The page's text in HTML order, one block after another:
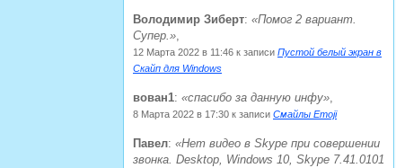
Володимир Зиберт:
Помог 2 вариант.
Супер.
,
12 Марта 2022 в 11:46 к записи Пустой белый экран в
Скайп для Windows
вован1: спасибо за данную инфу ,
8 Марта 2022 в 17:30 к записи Смайлы Emoji
Павел:
Нет видео в Skype при совершении
звонка. Desktop, Windows 10, Skype 7.41.0101